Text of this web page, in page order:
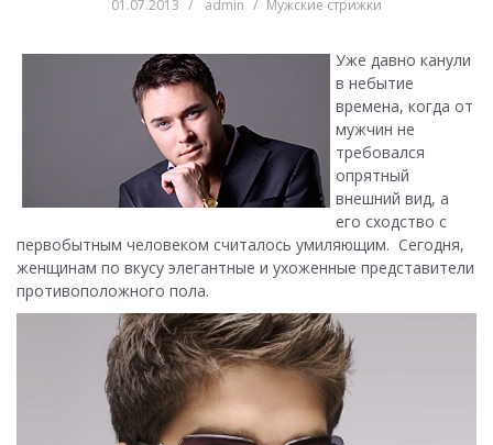
01.07.2013 admin Мужские стрижки
Уже давно канули
в небытие
времена, когда от
мужчин не
требовался
опрятный
внешний вид, а
его сходство с
первобытным человеком считалось умиляющим. Сегодня,
женщинам по вкусу элегантные и ухоженные представители
противоположного пола.